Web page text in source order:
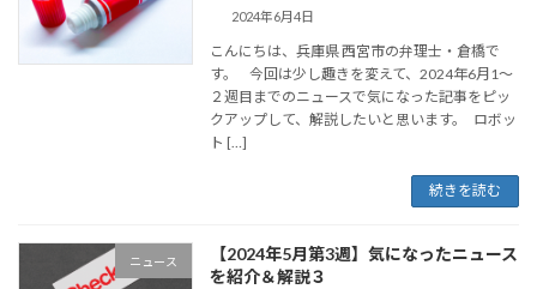
2024年6月4日
こんにちは、兵庫県 西宮市の弁理士・倉橋で
す。 今回は少し趣きを変えて、2024年6月1～
２週目までのニュースで気になった記事をピッ
クアップして、解説したいと思います。 ロボッ
ト […]
続きを読む
ニュース
【2024年5月第3週】気になったニュース
を紹介＆解説３